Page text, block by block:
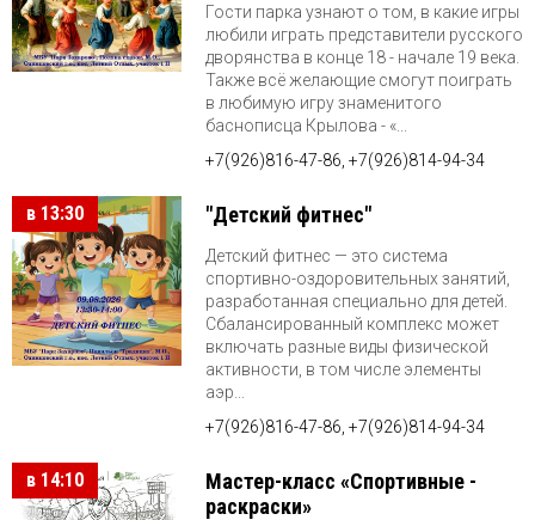
Гости парка узнают о том, в какие игры
любили играть представители русского
дворянства в конце 18 - начале 19 века.
Также всё желающие смогут поиграть
в любимую игру знаменитого
баснописца Крылова - «...
+7(926)816-47-86, +7(926)814-94-34
в 13:30 "Детский фитнес"
Детский фитнес — это система
спортивно-оздоровительных занятий,
разработанная специально для детей.
Сбалансированный комплекс может
включать разные виды физической
активности, в том числе элементы
аэр...
+7(926)816-47-86, +7(926)814-94-34
в 14:10
Мастер-класс «Спортивные -
раскраски»